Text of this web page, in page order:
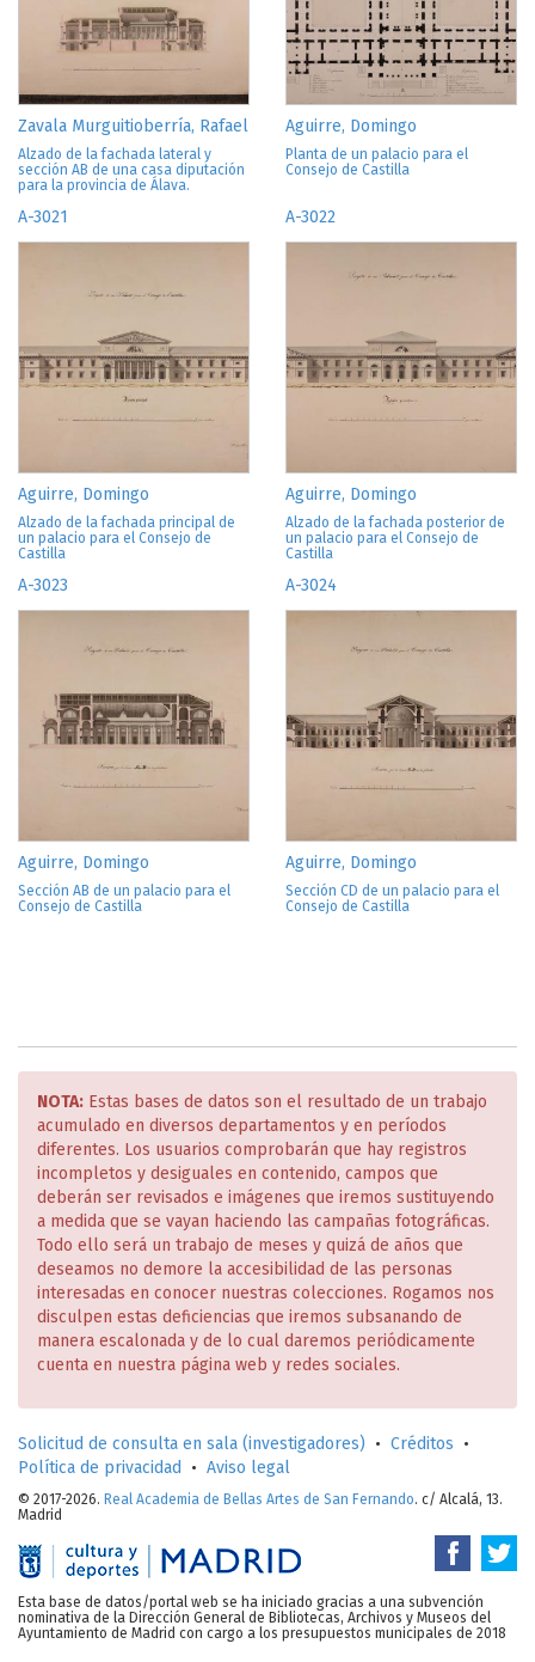
Zavala Murguitioberría, Rafael
Alzado de la fachada lateral y
sección AB de una casa diputación
para la provincia de Álava.
Aguirre, Domingo
Planta de un palacio para el
Consejo de Castilla
A-3021
Aguirre, Domingo
Alzado de la fachada principal de
un palacio para el Consejo de
Castilla
A-3022
Aguirre, Domingo
Alzado de la fachada posterior de
un palacio para el Consejo de
Castilla
A-3023
Aguirre, Domingo
Sección AB de un palacio para el
Consejo de Castilla
A-3024
Aguirre, Domingo
Sección CD de un palacio para el
Consejo de Castilla
NOTA: Estas bases de datos son el resultado de un trabajo
acumulado en diversos departamentos y en períodos
diferentes. Los usuarios comprobarán que hay registros
incompletos y desiguales en contenido, campos que
deberán ser revisados e imágenes que iremos sustituyendo
a medida que se vayan haciendo las campañas fotográficas.
Todo ello será un trabajo de meses y quizá de años que
deseamos no demore la accesibilidad de las personas
interesadas en conocer nuestras colecciones. Rogamos nos
disculpen estas deficiencias que iremos subsanando de
manera escalonada y de lo cual daremos periódicamente
cuenta en nuestra página web y redes sociales.
Solicitud de consulta en sala (investigadores) • Créditos •
Política de privacidad
• Aviso legal
© 2017-2026. Real Academia de Bellas Artes de San Fernando. c/ Alcalá, 13.
Madrid
Esta base de datos/portal web se ha iniciado gracias a una subvención
nominativa de la Dirección General de Bibliotecas, Archivos y Museos del
Ayuntamiento de Madrid con cargo a los presupuestos municipales de 2018